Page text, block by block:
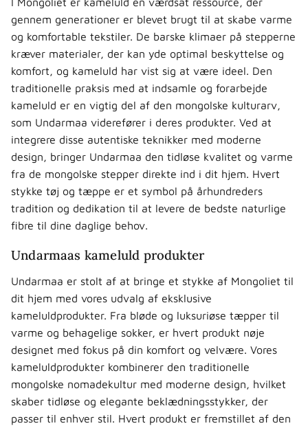
gennem generationer er blevet brugt til at skabe varme
og komfortable tekstiler. De barske klimaer på stepperne
kræver materialer, der kan yde optimal beskyttelse og
komfort, og kameluld har vist sig at være ideel. Den
traditionelle praksis med at indsamle og forarbejde
kameluld er en vigtig del af den mongolske kulturarv,
som Undarmaa viderefører i deres produkter. Ved at
integrere disse autentiske teknikker med moderne
design, bringer Undarmaa den tidløse kvalitet og varme
fra de mongolske stepper direkte ind i dit hjem. Hvert
stykke tøj og tæppe er et symbol på århundreders
tradition og dedikation til at levere de bedste naturlige
fibre til dine daglige behov.
Undarmaas kameluld produkter
Undarmaa er stolt af at bringe et stykke af Mongoliet til
dit hjem med vores udvalg af eksklusive
kameluldprodukter. Fra bløde og luksuriøse tæpper til
varme og behagelige sokker, er hvert produkt nøje
designet med fokus på din komfort og velvære. Vores
kameluldprodukter kombinerer den traditionelle
mongolske nomadekultur med moderne design, hvilket
skaber tidløse og elegante beklædningsstykker, der
passer til enhver stil. Hvert produkt er fremstillet af den